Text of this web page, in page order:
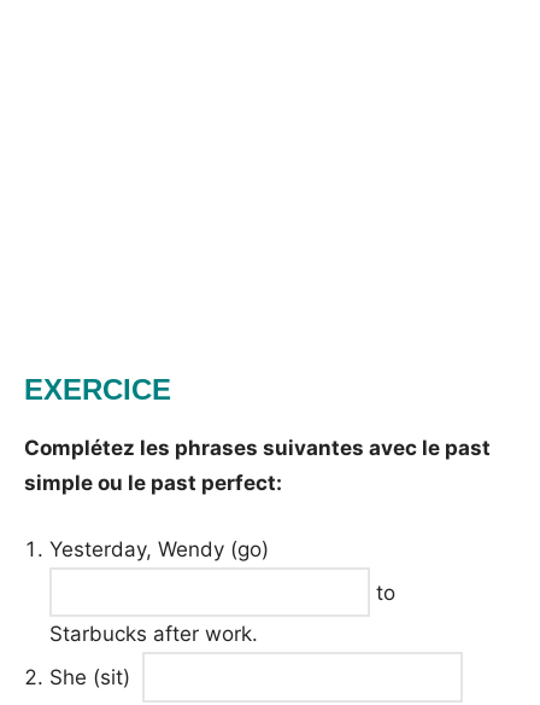
EXERCICE
Complétez les phrases suivantes avec le past
simple ou le past perfect:
Yesterday, Wendy (go)
to
Starbucks after work.
She (sit)